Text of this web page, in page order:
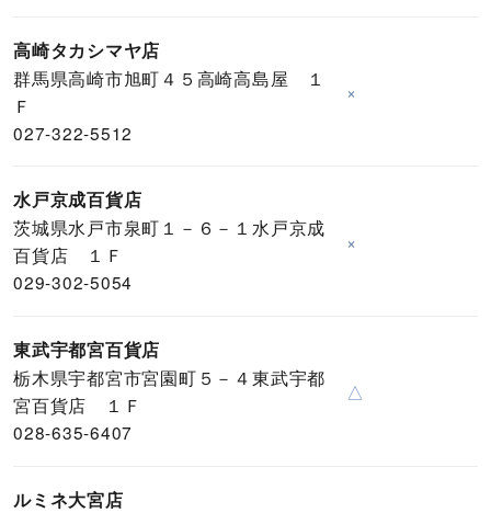
高崎タカシマヤ店
群馬県高崎市旭町４５高崎高島屋 １
Ｆ
027-322-5512
×
水戸京成百貨店
茨城県水戸市泉町１－６－１水戸京成
百貨店 １Ｆ
029-302-5054
×
東武宇都宮百貨店
栃木県宇都宮市宮園町５－４東武宇都
宮百貨店 １Ｆ
028-635-6407
△
ルミネ大宮店